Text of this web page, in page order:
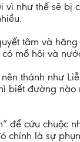
như thế sẽ bị
tâm và
mồ hôi và
thánh như
biết đường
để cứu chuộc
chính là sự